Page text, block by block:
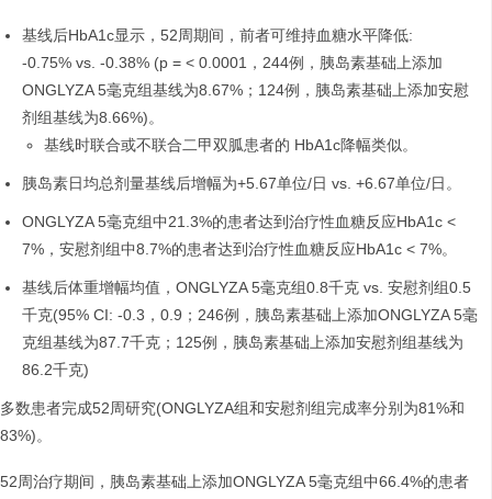
基线后HbA1c显示，52周期间，前者可维持血糖水平降低:
-0.75% vs. -0.38% (p = < 0.0001，244例，胰岛素基础上添加
ONGLYZA 5毫克组基线为8.67%；124例，胰岛素基础上添加安慰
剂组基线为8.66%)。
基线时联合或不联合二甲双胍患者的 HbA1c降幅类似。
胰岛素日均总剂量基线后增幅为+5.67单位/日 vs. +6.67单位/日。
ONGLYZA 5毫克组中21.3%的患者达到治疗性血糖反应HbA1c <
7%，安慰剂组中8.7%的患者达到治疗性血糖反应HbA1c < 7%。
基线后体重增幅均值，ONGLYZA 5毫克组0.8千克 vs. 安慰剂组0.5
千克(95% CI: -0.3，0.9；246例，胰岛素基础上添加ONGLYZA 5毫
克组基线为87.7千克；125例，胰岛素基础上添加安慰剂组基线为
86.2千克)
多数患者完成52周研究(ONGLYZA组和安慰剂组完成率分别为81%和
83%)。
52周治疗期间，胰岛素基础上添加ONGLYZA 5毫克组中66.4%的患者